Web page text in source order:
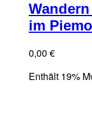
im
0,00 €
Enthält 19%